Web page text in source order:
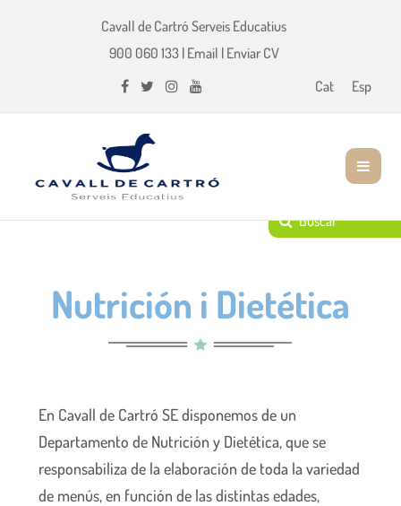
Cavall de Cartró Serveis Educatius
900 060 133| Email | Enviar CV
Cat
Esp
Nutrición i Dietética
En Cavall de Cartró SE disponemos de un
Departamento de Nutrición y Dietética, que se
responsabiliza de la elaboración de toda la variedad
de menús, en función de las distintas edades,